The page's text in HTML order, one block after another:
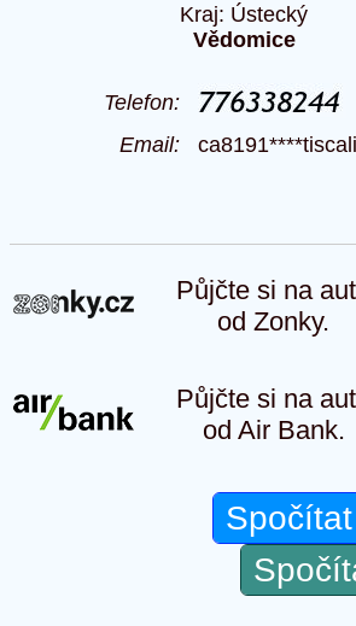
Kraj: Ústecký
Vědomice
Telefon:
Email:
Půjčte si na
od Zonky.
Půjčte si na
od Air Bank.